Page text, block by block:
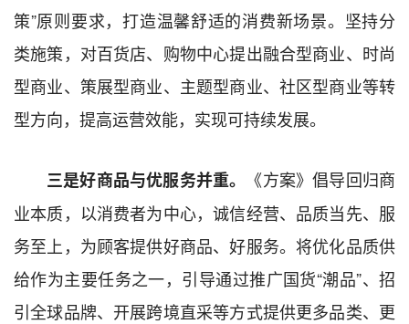
策”原则要求，打造温馨舒适的消费新场景。坚持分
类施策，对百货店、购物中心提出融合型商业、时尚
型商业、策展型商业、主题型商业、社区型商业等转
型方向，提高运营效能，实现可持续发展。
三是好商品与优服务并重。
《方案》倡导回归商
业本质，以消费者为中心，诚信经营、品质当先、服
务至上，为顾客提供好商品、好服务。将优化品质供
给作为主要任务之一，引导通过推广国货“潮品”、招
引全球品牌、开展跨境直采等方式提供更多品类、更